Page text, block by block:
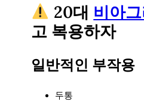
20대 비아
고 복용하자
일반적인 부작용
두통